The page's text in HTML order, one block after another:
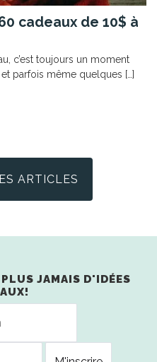
cadeaux de 10$ à
c’est toujours un moment
parfois même quelques […]
ARTICLES
JAMAIS D'IDÉES